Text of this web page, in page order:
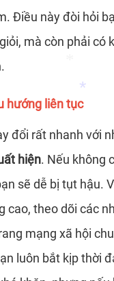
*
*
Điều này đòi hỏi
mà còn phải có
hướng liên tục
đổi rất nhanh với
hiện. Nếu không
sẽ dễ bị tụt hậu.
cao, theo dõi các
mạng xã hội
luôn bắt kịp thời